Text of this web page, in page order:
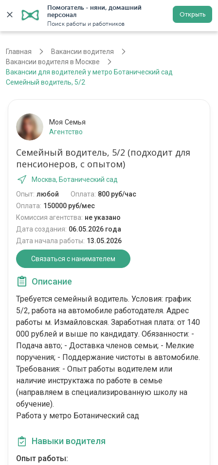
Помогатель - няни, домашний
персонал
Поиск работы и работников
Открыть
Регистрация
Главная
Вакансии водителя
Вакансии водителя в Москве
Вакансии для водителей у метро Ботанический сад
Семейный водитель, 5/2
Моя Семья
Агентство
Семейный водитель, 5/2 (подходит для
пенсионеров, с опытом)
Москва, Ботанический сад
Опыт: любой Оплата: 800 руб/час
Оплата: 150000 руб/мес
Комиссия агентства: не указано
Дата создания: 06.05.2026 года
Дата начала работы: 13.05.2026
Связаться с нанимателем
Описание
Требуется семейный водитель. Условия: график
5/2, работа на автомобиле работодателя. Адрес
работы м. Измайловская. Заработная плата: от 140
000 рублей и выше по кандидату. Обязанности: -
Подача авто; - Доставка членов семьи; - Мелкие
поручения; - Поддержание чистоты в автомобиле.
Требования: - Опыт работы водителем или
наличие инструктажа по работе в семье
(направляем в специализированную школу на
обучение).
Работа у метро Ботанический сад
Навыки водителя
Опыт работы: